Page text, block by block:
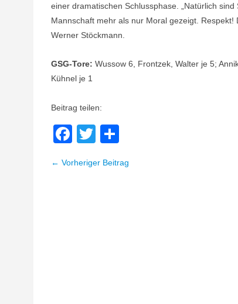
einer dramatischen Schlussphase. „Natürlich
Mannschaft mehr als nur Moral gezeigt.
Werner Stöckmann.
GSG-Tore: Wussow 6, Frontzek, Walter je 5;
Kühnel je 1
Beitrag teilen:
Facebook
Twitter
Beitragsnavigation
← Vorheriger Beitrag